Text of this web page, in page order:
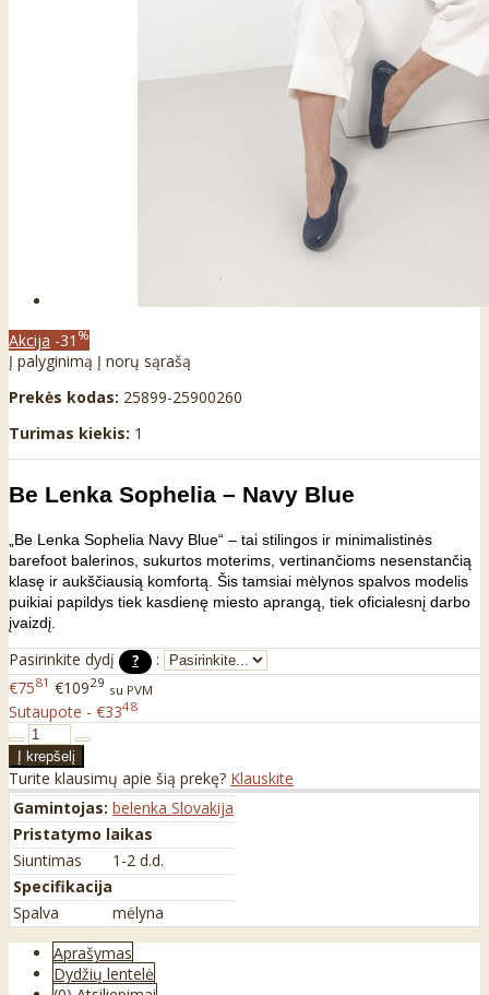
Akcija -31 %
Į palyginimą Į norų sąrašą
Prekės kodas: 25899-25900260
Turimas kiekis: 1
Be Lenka Sophelia – Navy Blue
„Be Lenka Sophelia Navy Blue“ – tai stilingos ir minimalistinės
barefoot balerinos, sukurtos moterims, vertinančioms nesenstančią
klasę ir aukščiausią komfortą. Šis tamsiai mėlynos spalvos modelis
puikiai papildys tiek kasdienę miesto aprangą, tiek oficialesnį darbo
įvaizdį.
Pasirinkite dydį ?
:
€7581 €10929 su PVM
Sutaupote - €3348
Turite klausimų apie šią prekę? Klauskite
Gamintojas: belenka Slovakija
Pristatymo laikas
Siuntimas
1-2 d.d.
Specifikacija
Spalva
mėlyna
Aprašymas
Dydžių lentelė